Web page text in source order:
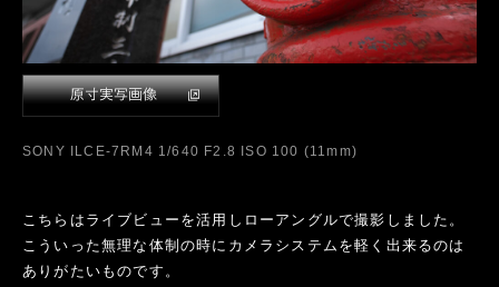
SONY ILCE-7RM4 1/640 F2.8 ISO 100 (11mm)
こちらはライブビューを活用しローアングルで撮影しました。
こういった無理な体制の時にカメラシステムを軽く出来るのは
ありがたいものです。